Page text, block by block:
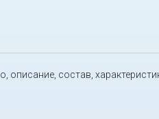
описание, состав,